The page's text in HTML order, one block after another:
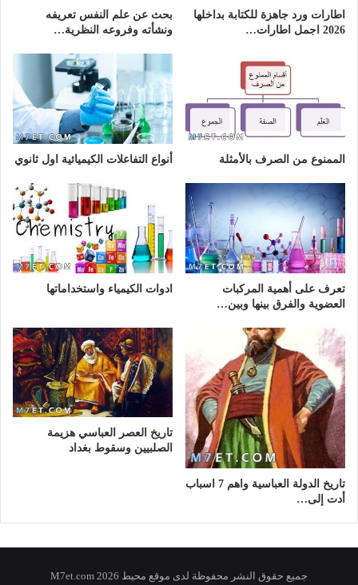
اطارات ورد جاهزة للكتابة بداخلها
2026 اجمل اطارات…
بحث عن علم النفس تعريفه
ونشأته وفروعه النظرية…
الممنوع من الصرف بالأمثلة أنواع التفاعلات الكيميائية اول ثانوي
تعرف على أهمية المركبات
العضوية والفرق بينها وبين…
ادوات الكيمياء واستخداماتها
تاريخ الدولة العباسية واهم 7 اسباب
أدت إلى…
تاريخ العصر العباسي هزيمة
الصلبيين وسقوط بغداد
جميع حقوق النشر محفوظة لدى موقع محيط 2026 M7et.com